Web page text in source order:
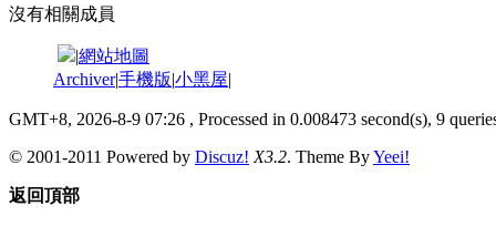
沒有相關成員
|網站地圖
Archiver|手機版|小黑屋|
GMT+8, 2026-8-9 07:26 , Processed in 0.008473 second(s), 9
© 2001-2011 Powered by Discuz! X3.2. Theme ByYeei!
返回頂部